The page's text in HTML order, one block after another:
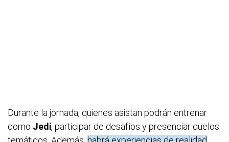
Durante la jornada, quienes asistan podrán entrenar
como Jedi, participar de desafíos y presenciar duelos